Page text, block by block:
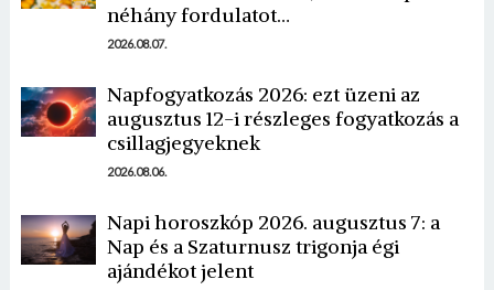
néhány fordulatot…
2026.08.07.
Napfogyatkozás 2026: ezt üzeni az
augusztus 12-i részleges fogyatkozás a
csillagjegyeknek
2026.08.06.
Napi horoszkóp 2026. augusztus 7: a
Nap és a Szaturnusz trigonja égi
ajándékot jelent
Borsonline bejelentkezés
E-mail cím vagy felhasználónév
Jelszó